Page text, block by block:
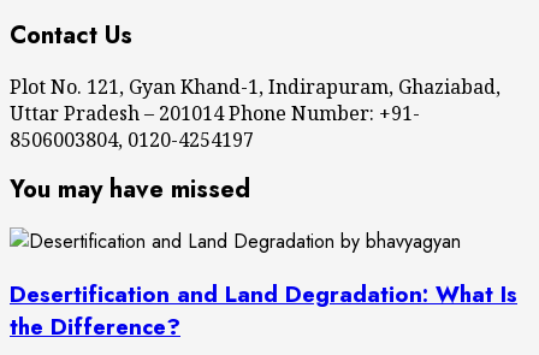
Contact Us
Plot No. 121, Gyan Khand-1, Indirapuram, Ghaziabad,
Uttar Pradesh – 201014 Phone Number: +91-
8506003804, 0120-4254197
You may have missed
Desertification and Land Degradation: What Is
the Difference?